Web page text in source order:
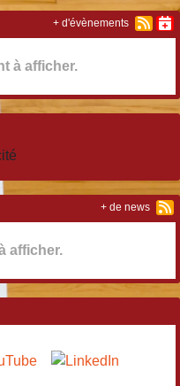
à afficher.
+ d'évènements
afficher.
+ de news